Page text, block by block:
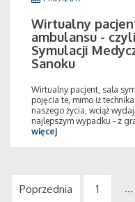
Wirtualny
ambulansu -
Symulacji
Sanoku
Wirtualny pacjent, sala
pojęcia te, mimo iż
naszego życia, wciąż
najlepszym wypadku - z
więcej
Poprzednia 1 ...